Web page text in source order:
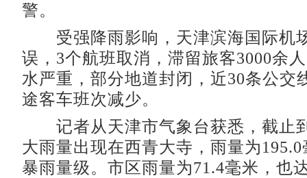
警。
受强降雨影响，天津滨海国际机
误，3个航班取消，滞留旅客3000余
水严重，部分地道封闭，近30条公交
途客车班次减少。
记者从天津市气象台获悉，截止
大雨量出现在西青大寺，雨量为
暴雨量级。市区雨量为71.4毫米，也